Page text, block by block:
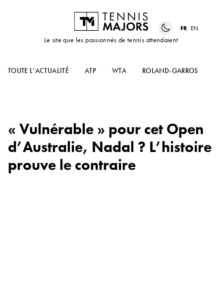
Le site que les passionnés de tennis attendaient
FR EN
TOUTE L’ACTUALITÉ ATP WTA ROLAND-GARROS
« Vulnérable » pour cet Open
d’Australie, Nadal ? L’histoire
prouve le contraire